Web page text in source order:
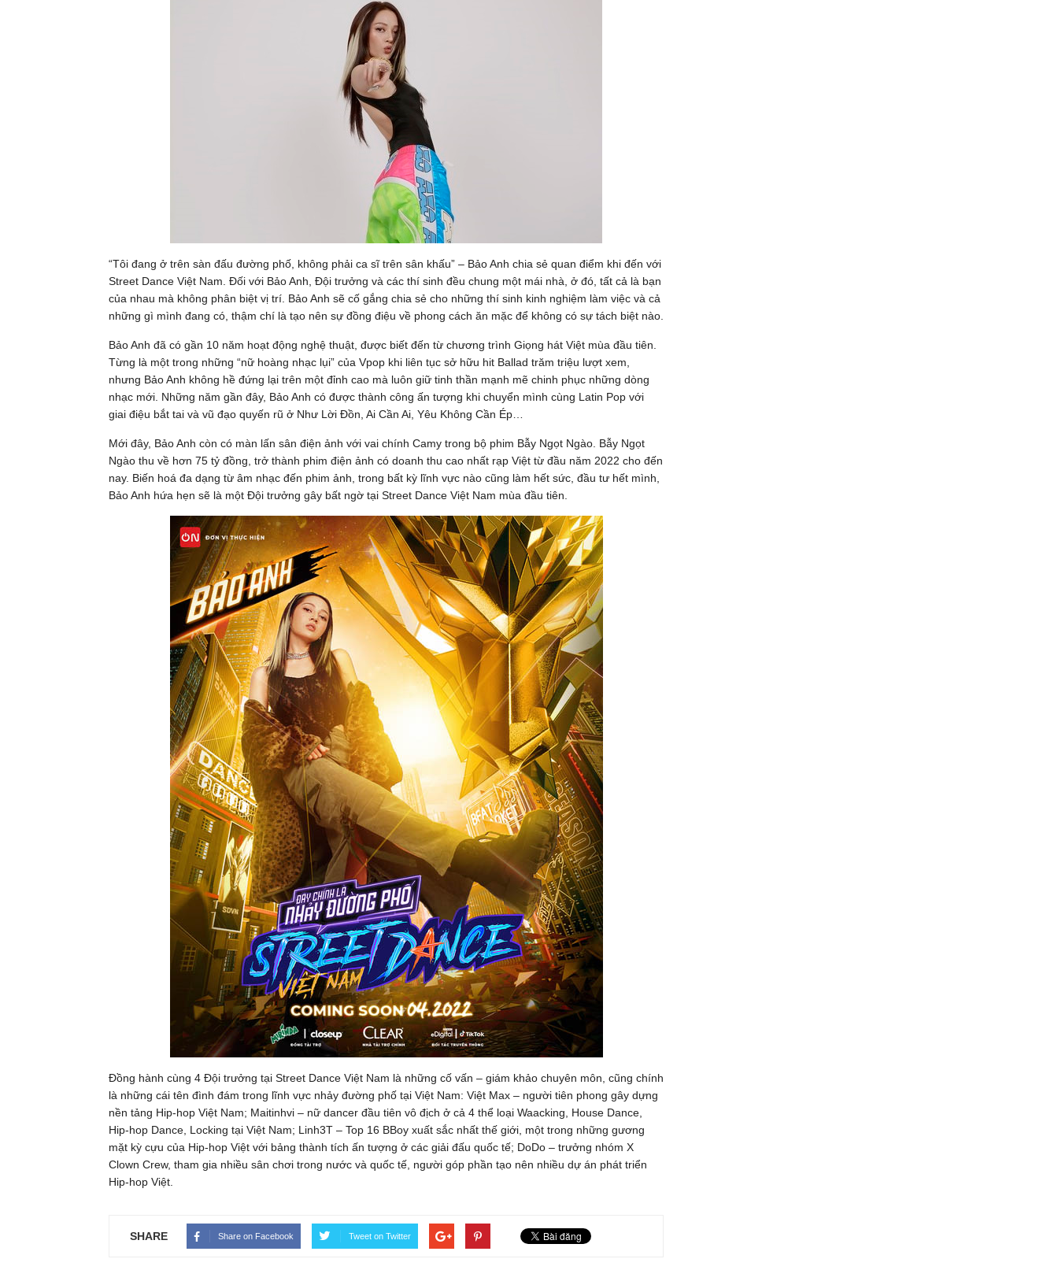
“Tôi đang ở trên sàn đấu đường phố, không phải ca sĩ trên sân khấu” – Bảo Anh chia sẻ quan điểm khi đến với
Street Dance Việt Nam. Đối với Bảo Anh, Đội trưởng và các thí sinh đều chung một mái nhà, ở đó, tất cả là bạn
của nhau mà không phân biệt vị trí. Bảo Anh sẽ cố gắng chia sẻ cho những thí sinh kinh nghiệm làm việc và cả
những gì mình đang có, thậm chí là tạo nên sự đồng điệu về phong cách ăn mặc để không có sự tách biệt nào.
Bảo Anh đã có gần 10 năm hoạt động nghệ thuật, được biết đến từ chương trình Giọng hát Việt mùa đầu tiên.
Từng là một trong những “nữ hoàng nhạc lụi” của Vpop khi liên tục sở hữu hit Ballad trăm triệu lượt xem,
nhưng Bảo Anh không hề đứng lại trên một đỉnh cao mà luôn giữ tinh thần mạnh mẽ chinh phục những dòng
nhạc mới. Những năm gần đây, Bảo Anh có được thành công ấn tượng khi chuyển mình cùng Latin Pop với
giai điệu bắt tai và vũ đạo quyến rũ ở Như Lời Đồn, Ai Cần Ai, Yêu Không Cần Ép…
Mới đây, Bảo Anh còn có màn lấn sân điện ảnh với vai chính Camy trong bộ phim Bẫy Ngọt Ngào. Bẫy Ngọt
Ngào thu về hơn 75 tỷ đồng, trở thành phim điện ảnh có doanh thu cao nhất rạp Việt từ đầu năm 2022 cho đến
nay. Biến hoá đa dạng từ âm nhạc đến phim ảnh, trong bất kỳ lĩnh vực nào cũng làm hết sức, đầu tư hết mình,
Bảo Anh hứa hẹn sẽ là một Đội trưởng gây bất ngờ tại Street Dance Việt Nam mùa đầu tiên.
Đồng hành cùng 4 Đội trưởng tại Street Dance Việt Nam là những cố vấn – giám khảo chuyên môn, cũng chính
là những cái tên đình đám trong lĩnh vực nhảy đường phố tại Việt Nam: Việt Max – người tiên phong gây dựng
nền tảng Hip-hop Việt Nam; Maitinhvi – nữ dancer đầu tiên vô địch ở cả 4 thể loại Waacking, House Dance,
Hip-hop Dance, Locking tại Việt Nam; Linh3T – Top 16 BBoy xuất sắc nhất thế giới, một trong những gương
mặt kỳ cựu của Hip-hop Việt với bảng thành tích ấn tượng ở các giải đấu quốc tế; DoDo – trưởng nhóm X
Clown Crew, tham gia nhiều sân chơi trong nước và quốc tế, người góp phần tạo nên nhiều dự án phát triển
Hip-hop Việt.
SHARE Share on Facebook Tweet on Twitter